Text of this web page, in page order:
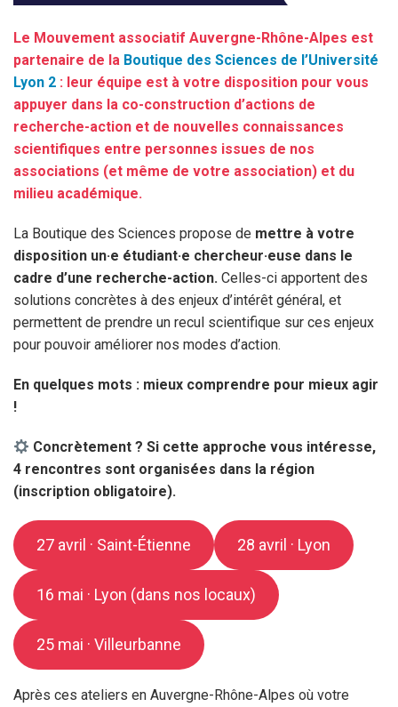
Le Mouvement associatif Auvergne-Rhône-Alpes est
partenaire de la Boutique des Sciences de l’Université
Lyon 2 : leur équipe est à votre disposition pour vous
appuyer dans la co-construction d’actions de
recherche-action et de nouvelles connaissances
scientifiques entre personnes issues de nos
associations (et même de votre association) et du
milieu académique.
La Boutique des Sciences propose de mettre à votre
disposition un·e étudiant·e chercheur·euse dans le
cadre d’une recherche-action. Celles-ci apportent des
solutions concrètes à des enjeux d’intérêt général, et
permettent de prendre un recul scientifique sur ces enjeux
pour pouvoir améliorer nos modes d’action.
En quelques mots : mieux comprendre pour mieux agir
!
Concrètement ? Si cette approche vous intéresse,
4 rencontres sont organisées dans la région
(inscription obligatoire).
27 avril · Saint-Étienne 28 avril · Lyon
16 mai · Lyon (dans nos locaux)
25 mai · Villeurbanne
Après ces ateliers en Auvergne-Rhône-Alpes où votre